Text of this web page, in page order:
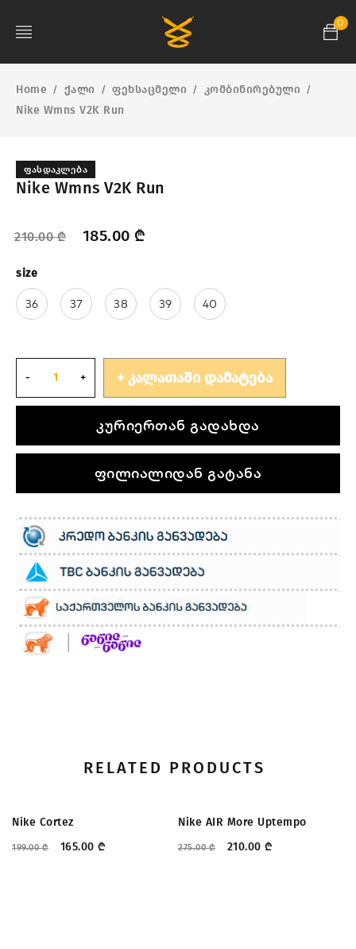
0
Home / ქალი / ფეხსაცმელი / კომბინირებული /
Nike Wmns V2K Run
ᲤᲐᲡᲓᲐᲙᲚᲔᲑᲐ
Nike Wmns V2K Run
210.00₾ 185.00 ₾
size
36 37 38 39 40
ᲙᲐᲚᲐᲗᲐᲨᲘ ᲓᲐᲛᲐᲢᲔᲑᲐ
კურიერთან გადახდა
ფილიალიდან გატანა
RELATED PRODUCTS
Nike Cortez
199.00₾ 165.00 ₾
Nike AIR More Uptempo
275.00₾ 210.00 ₾